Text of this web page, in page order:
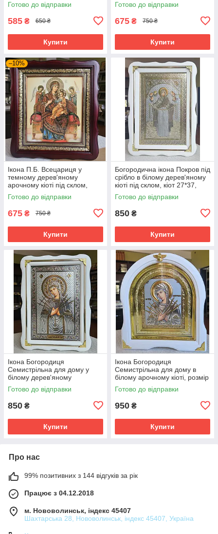
15*18
Готово до відправки
585 ₴ 650 ₴
Купити
20*24.
Готово до відправки
675 ₴ 750 ₴
Купити
–10%
Ікона П.Б. Всецариця у
темному дерев'яному
арочному кіоті під склом,
розмір 26*23, сюжет 15*18.
Готово до відправки
675 ₴ 750 ₴
Купити
Богородична ікона Покров під
срібло в білому дерев'яному
кіоті під склом, кіот 27*37,
розмір сюжету 20*30.
Готово до відправки
850 ₴
Купити
Ікона Богородиця
Семистрільна для дому у
білому дерев'яному
фігурному кіоті, розмір кіота
27*37, сюжет під срібло
Готово до відправки
850 ₴
Купити
Ікона Богородиця
Семистрільна для дому в
білому арочному кіоті, розмір
кіота 28*25, сюжет під срібло
15*18.
Готово до відправки
950 ₴
Купити
Про нас
99% позитивних з 144 відгуків за рік
Працює з 04.12.2018
м. Нововолинськ, індекс 45407
Шахтарська 28, Нововолинськ, індекс 45407, Україна